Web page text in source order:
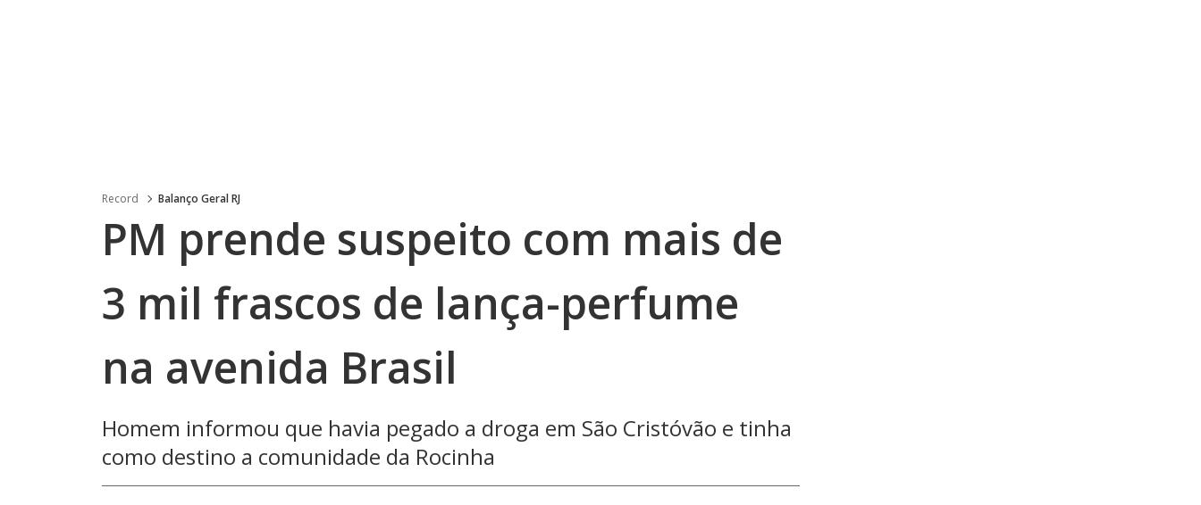
Record Balanço Geral RJ
PM prende suspeito com mais de
3 mil frascos de lança-perfume
na avenida Brasil
Homem informou que havia pegado a droga em São Cristóvão e tinha
como destino a comunidade da Rocinha